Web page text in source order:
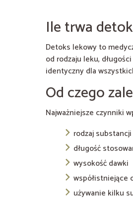
Ile trwa
Detoks lekowy to
od rodzaju leku,
identyczny dla
Od czego
Najważniejsze czynniki
rodzaj substancji
długość
wysokość dawki
współistniejące
używanie kilku